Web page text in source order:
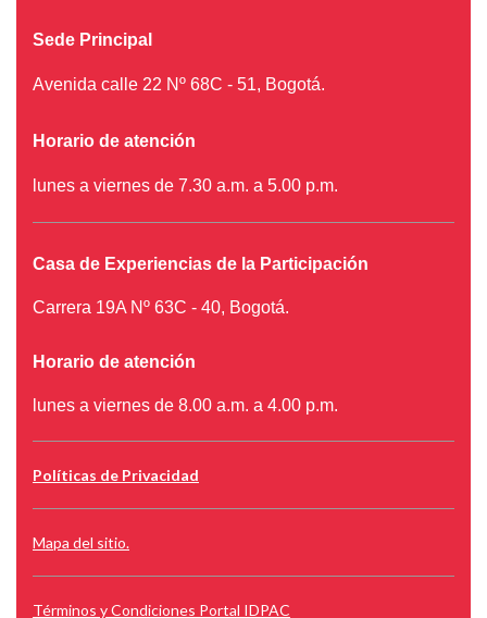
Sede Principal
Avenida calle 22 Nº 68C - 51, Bogotá.
Horario de atención
lunes a viernes de 7.30 a.m. a 5.00 p.m.
Casa de Experiencias de la Participación
Carrera 19A Nº 63C - 40, Bogotá.
Horario de atención
lunes a viernes de 8.00 a.m. a 4.00 p.m.
Políticas de Privacidad
Mapa del sitio.
Términos y Condiciones Portal IDPAC